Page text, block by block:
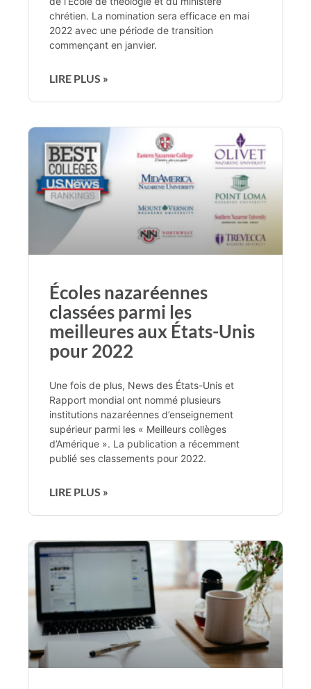
chrétien. La nomination sera efficace en mai
2022 avec une période de transition
commençant en janvier.
LIRE PLUS »
Écoles nazaréennes
classées parmi les
meilleures aux États-Unis
pour 2022
Une fois de plus, News des États-Unis et
Rapport mondial ont nommé plusieurs
institutions nazaréennes d’enseignement
supérieur parmi les « Meilleurs collèges
d’Amérique ». La publication a récemment
publié ses classements pour 2022.
LIRE PLUS »